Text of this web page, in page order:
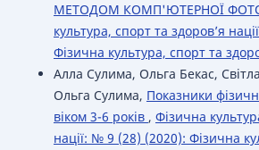
МЕТОДОМ КОМП'ЮТЕРНОЇ
культура, спорт та здоров’я
Фізична культура, спорт та
Алла Сулима, Ольга Бекас,
Ольга Сулима, Показники
віком 3-6 років , Фізична
нації: № 9 (28) (2020): Фізична